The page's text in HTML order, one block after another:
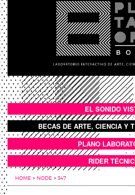
BOTÓN SONIDO
EL SONIDO
BOTON DOMO
BECAS DE ARTE, CIENCIA Y
ANEXOS
PLANO
RIDER
HOME > NODE > 347